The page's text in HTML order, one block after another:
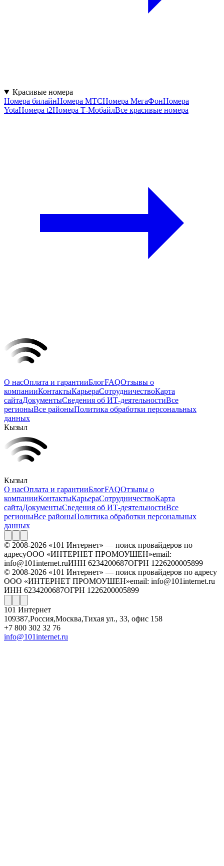
Красивые номера
Номера билайнНомера МТСНомера МегаФонНомера
YotaНомера t2Номера Т-МобайлВсе красивые номера
О насОплата и гарантииБлогFAQОтзывы о
компанииКонтактыКарьераСотрудничествоКарта
сайтаДокументыСведения об ИТ-деятельностиВсе
регионыВсе районыПолитика обработки персональных
данных
Кызыл
Кызыл
О насОплата и гарантииБлогFAQОтзывы о
компанииКонтактыКарьераСотрудничествоКарта
сайтаДокументыСведения об ИТ-деятельностиВсе
регионыВсе районыПолитика обработки персональных
данных
© 2008-2026 «101 Интернет» — поиск провайдеров по
адресуООО «ИНТЕРНЕТ ПРОМОУШЕН»email:
info@101internet.ruИНН 6234200687ОГРН 1226200005899
© 2008-2026 «101 Интернет» — поиск провайдеров по адресу
ООО «ИНТЕРНЕТ ПРОМОУШЕН»email: info@101internet.ru
ИНН 6234200687ОГРН 1226200005899
101 Интернет
109387,Россия,Москва,Тихая ул., 33, офис 158
+7 800 302 32 76
info@101internet.ru